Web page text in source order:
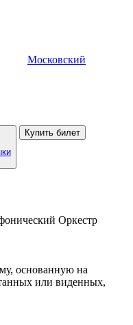
Московский
Купить билет
Оркестр
основанную на
или виденных,